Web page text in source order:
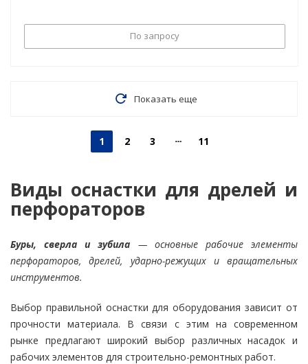
По запросу
Показать еще
1 2 3 11
Виды оснастки для дрелей и
перфораторов
Буры, сверла и зубила — основные рабочие элементы
перфораторов, дрелей, ударно-режущих и вращательных
инструментов.
Выбор правильной оснастки для оборудования зависит от
прочности материала. В связи с этим на современном
рынке предлагают широкий выбор различных насадок и
рабочих элементов для строительно-ремонтных работ.